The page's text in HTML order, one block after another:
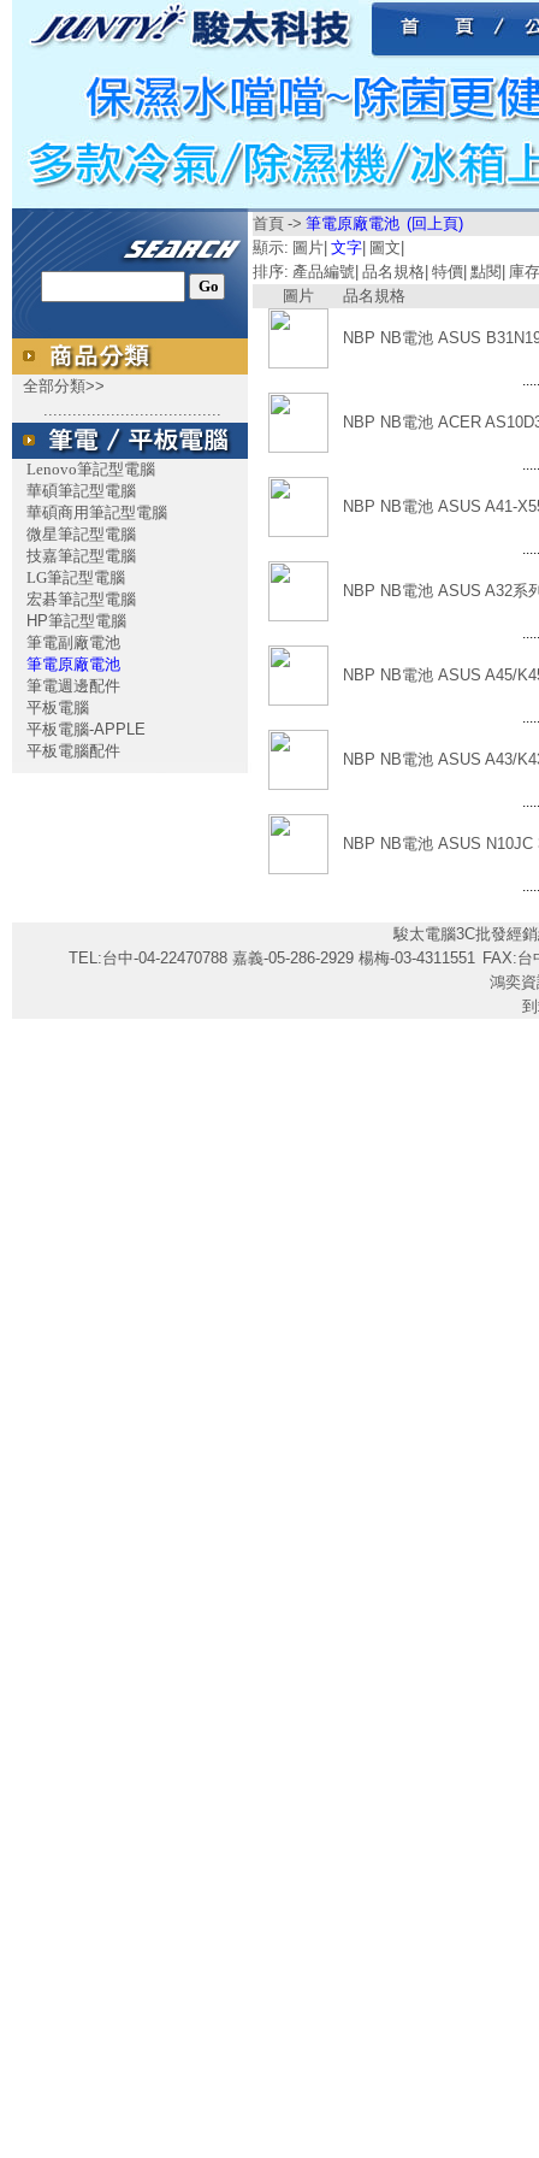
全部分類>>
.....................................
Lenovo筆記型電腦
華碩筆記型電腦
華碩商用筆記型電腦
微星筆記型電腦
技嘉筆記型電腦
LG筆記型電腦
宏碁筆記型電腦
HP筆記型電腦
筆電副廠電池
筆電原廠電池
筆電週邊配件
平板電腦
平板電腦-APPLE
平板電腦配件
首頁 -> 筆電原廠電池 (回上頁)
顯示: 圖片 文字 圖文
排序: 產品編號 品名規格 特價 點閱 庫
圖片
品名規格
NBP NB電池 ASUS
NBP NB電池 ACER
NBP NB電池 ASUS A41-
NBP NB電池 ASUS A32系
NBP NB電池 ASUS A45/
NBP NB電池 ASUS A43/
NBP NB電池 ASUS N10JC
駿太電腦3C批發經
TEL:台中-04-22470788 嘉義-05-286-2929 楊梅-03-4311551 FAX:台
鴻奕